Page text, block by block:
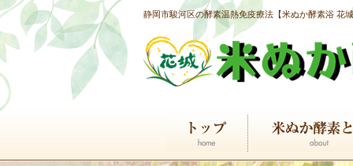
静岡市駿河区の酵素温熱免疫療法【米ぬか酵素浴 花